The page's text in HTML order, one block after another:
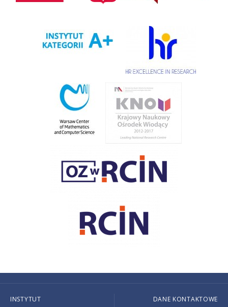
INSTYTUT
DANE KONTAKTOWE